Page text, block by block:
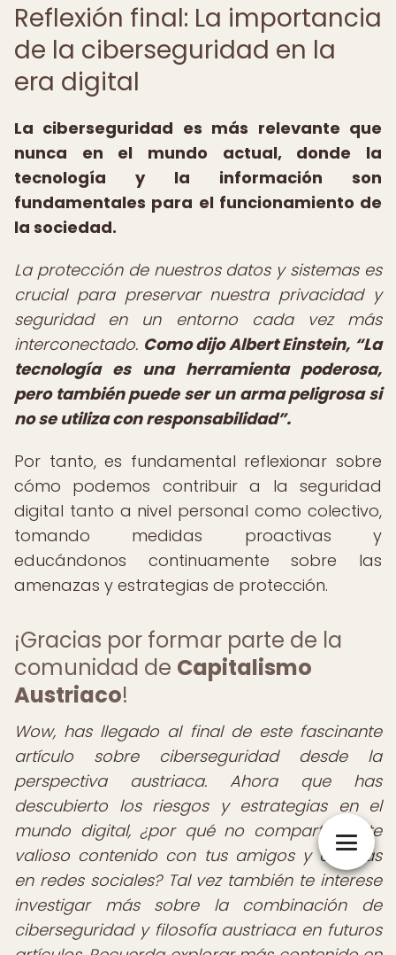
Reflexión final: La importancia
de la ciberseguridad en la
era digital
La ciberseguridad es más relevante que
nunca en el mundo actual, donde la
tecnología y la información son
fundamentales para el funcionamiento de
la sociedad.
La protección de nuestros datos y sistemas es
crucial para preservar nuestra privacidad y
seguridad en un entorno cada vez más
interconectado. Como dijo Albert Einstein,
La
tecnología es una herramienta poderosa,
pero también puede ser un arma peligrosa si
no se utiliza con responsabilidad .
Por tanto, es fundamental reflexionar sobre
cómo podemos contribuir a la seguridad
digital tanto a nivel personal como colectivo,
tomando medidas proactivas y
educándonos continuamente sobre las
amenazas y estrategias de protección.
¡Gracias por formar parte de la
comunidad de Capitalismo
Austriaco!
Wow, has llegado al final de este fascinante
artículo sobre ciberseguridad desde la
perspectiva austriaca. Ahora que has
descubierto los riesgos y estrategias en el
mundo digital, ¿por qué no compartes este
valioso contenido con tus amigos y colegas
en redes sociales? Tal vez también te interese
investigar más sobre la combinación de
ciberseguridad y filosofía austriaca en futuros